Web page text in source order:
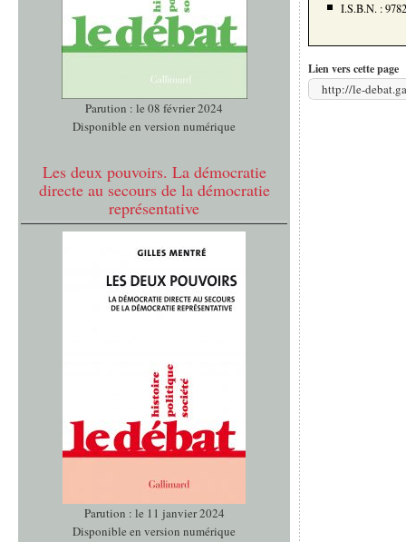
Parution : le 08 février 2024
Disponible en version numérique
Les deux pouvoirs. La démocratie
directe au secours de la démocratie
représentative
Parution : le 11 janvier 2024
Disponible en version numérique
I.S.B.N. :
Lien vers cette page
http://le-